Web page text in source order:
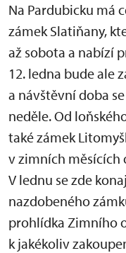
Na Pardubicku má
zámek Slatiňany,
až sobota a nabízí
12. ledna bude ale
a návštěvní doba
neděle. Od
také zámek
v zimních měsících
V lednu se zde
nazdobeného
prohlídka Zimního
k jakékoliv